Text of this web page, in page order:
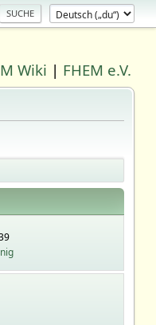
Wiki | FHEM e.V.